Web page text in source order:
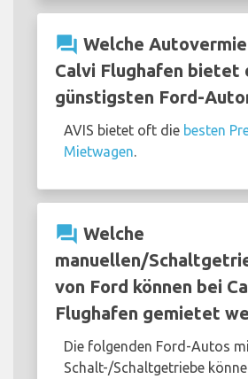
question_answer Welche
Calvi Flughafen bietet
günstigsten Ford-
AVIS bietet oft die besten
Mietwagen
question_answer Welche
manuellen/
von Ford können bei
Flughafen gemietet
Die folgenden Ford-Autos
Schalt-/Schaltgetriebe